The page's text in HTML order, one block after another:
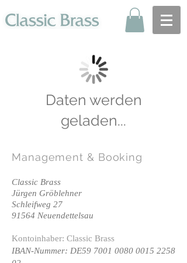
Daten werden
geladen...
Management & Booking
Classic Brass
Jürgen Gröblehner
Schleifweg 27
91564 Neuendettelsau
Kontoinhaber: Classic Brass
IBAN-Nummer: DE59 7001 0080 0015 2258